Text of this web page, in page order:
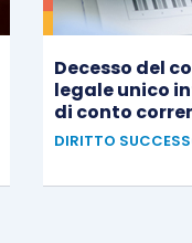
Decesso del
legale unico
di conto
DIRITTO